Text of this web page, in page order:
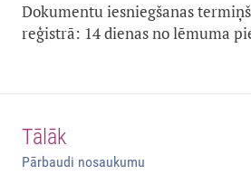
Dokumentu iesniegšanas
reģistrā: 14 dienas no lēmuma
Tālāk
Pārbaudi nosaukumu